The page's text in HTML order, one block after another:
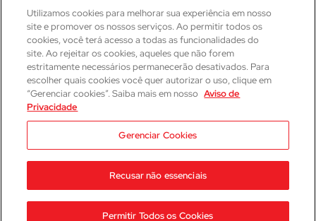
CRM 31-PR
Responsável Técnica Médica
CRM: 29623-PR | RQE: 21593
2023 © Hospital Cajuru Aviso de Privacidade
Utilizamos cookies para melhorar sua experiência em nosso
site e promover os nossos serviços. Ao permitir todos os
cookies, você terá acesso a todas as funcionalidades do
site. Ao rejeitar os cookies, aqueles que não forem
estritamente necessários permanecerão desativados. Para
escolher quais cookies você quer autorizar o uso, clique em
“Gerenciar cookies”. Saiba mais em nosso Aviso de
Privacidade
Gerenciar Cookies
Recusar não essenciais
Permitir Todos os Cookies